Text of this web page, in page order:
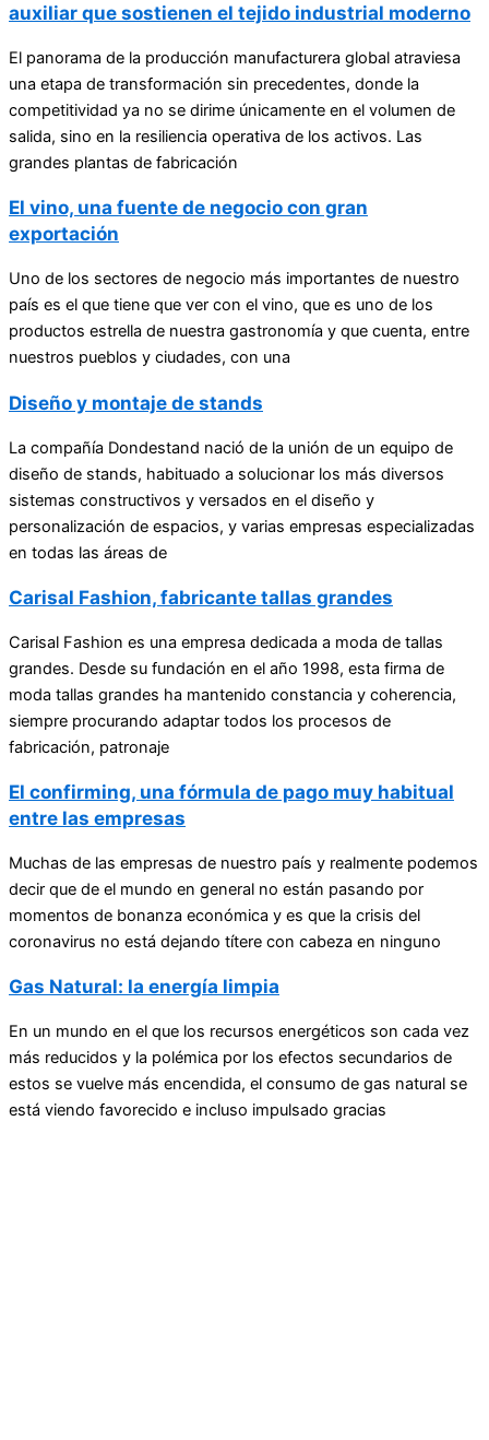
auxiliar que sostienen el tejido industrial moderno
El panorama de la producción manufacturera global atraviesa
una etapa de transformación sin precedentes, donde la
competitividad ya no se dirime únicamente en el volumen de
salida, sino en la resiliencia operativa de los activos. Las
grandes plantas de fabricación
El vino, una fuente de negocio con gran
exportación
Uno de los sectores de negocio más importantes de nuestro
país es el que tiene que ver con el vino, que es uno de los
productos estrella de nuestra gastronomía y que cuenta, entre
nuestros pueblos y ciudades, con una
Diseño y montaje de stands
La compañía Dondestand nació de la unión de un equipo de
diseño de stands, habituado a solucionar los más diversos
sistemas constructivos y versados en el diseño y
personalización de espacios, y varias empresas especializadas
en todas las áreas de
Carisal Fashion, fabricante tallas grandes
Carisal Fashion es una empresa dedicada a moda de tallas
grandes. Desde su fundación en el año 1998, esta firma de
moda tallas grandes ha mantenido constancia y coherencia,
siempre procurando adaptar todos los procesos de
fabricación, patronaje
El confirming, una fórmula de pago muy habitual
entre las empresas
Muchas de las empresas de nuestro país y realmente podemos
decir que de el mundo en general no están pasando por
momentos de bonanza económica y es que la crisis del
coronavirus no está dejando títere con cabeza en ninguno
Gas Natural: la energía limpia
En un mundo en el que los recursos energéticos son cada vez
más reducidos y la polémica por los efectos secundarios de
estos se vuelve más encendida, el consumo de gas natural se
está viendo favorecido e incluso impulsado gracias